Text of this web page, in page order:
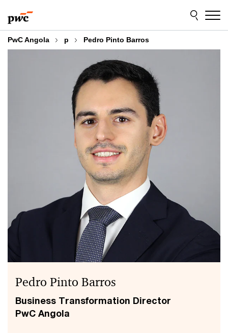
to
content
to
footer
PwC Angola p Pedro Pinto Barros
Pedro Pinto Barros
Business Transformation Director
PwC Angola